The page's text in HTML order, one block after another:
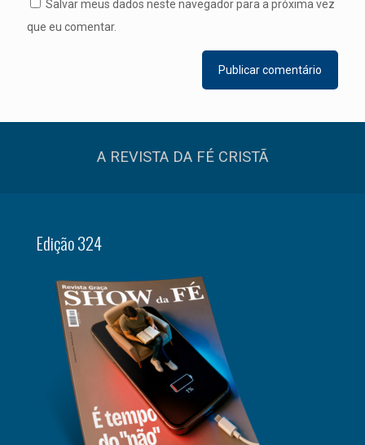
Salvar meus dados neste navegador para a próxima vez
que eu comentar.
A REVISTA DA FÉ CRISTÃ
Edição 324